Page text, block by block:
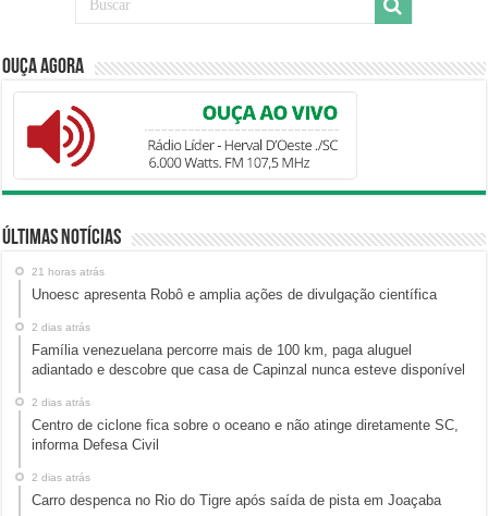
Ouça Agora
Últimas Notícias
21 horas atrás
Unoesc apresenta Robô e amplia ações de divulgação científica
2 dias atrás
Família venezuelana percorre mais de 100 km, paga aluguel
adiantado e descobre que casa de Capinzal nunca esteve disponível
2 dias atrás
Centro de ciclone fica sobre o oceano e não atinge diretamente SC,
informa Defesa Civil
2 dias atrás
Carro despenca no Rio do Tigre após saída de pista em Joaçaba